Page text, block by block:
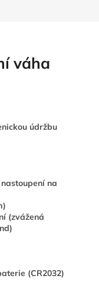
váha
údržbu
na
(zvážená
(CR2032)